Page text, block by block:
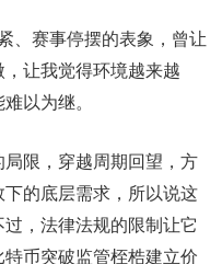
、赛事停摆的表象，曾让
让我觉得环境越来越
以为继。
限，穿越周期回望，方
的底层需求，所以说这
，法律法规的限制让它
币突破监管桎梏建立价